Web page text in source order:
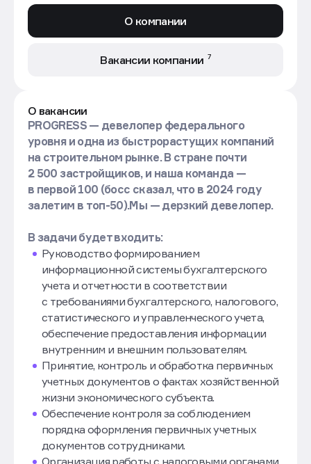
О компании
Вакансии компании 7
О вакансии
PROGRESS — девелопер федерального
уровня и одна из быстрорастущих компаний
на строительном рынке. В стране почти
2 500 застройщиков, и наша команда —
в первой 100 (босс сказал, что в 2024 году
залетим в топ-50).Мы — дерзкий девелопер.
В задачи будет входить:
Руководство формированием
информационной системы бухгалтерского
учета и отчетности в соответствии
с требованиями бухгалтерского, налогового,
статистического и управленческого учета,
обеспечение предоставления информации
внутренним и внешним пользователям.
Принятие, контроль и обработка первичных
учетных документов о фактах хозяйственной
жизни экономического субъекта.
Обеспечение контроля за соблюдением
порядка оформления первичных учетных
документов сотрудниками.
Организация работы с налоговыми органами,